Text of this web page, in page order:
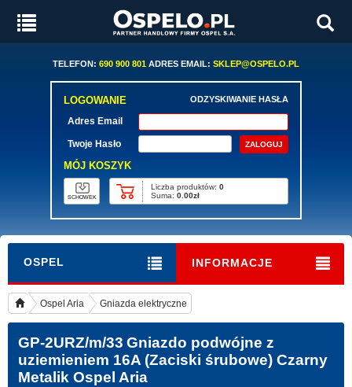
TELEFON: 690 900 801 ADRES EMAIL: SKLEP@OSPELO.PL
LOGOWANIE ODZYSKIWANIE HASŁA
Adres Email
Twoje Hasło
MÓJ KOSZYK
SCHOWEK
Liczba produktów: 0
Suma: 0.00zł
OSPEL INFORMACJE
Ospel Aria Gniazda elektryczne
GP-2URZ/m/33 Gniazdo podwójne z
uziemieniem 16A (Zaciski śrubowe) Czarny
Metalik Ospel Aria